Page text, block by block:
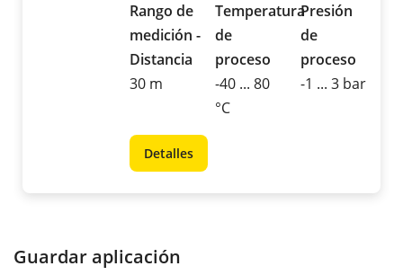
Rango de
medición -
Distancia
30 m
Temperatura
de
proceso
-40 ... 80
°C
Presión
de
proceso
-1 ... 3 bar
Detalles
Guardar aplicación